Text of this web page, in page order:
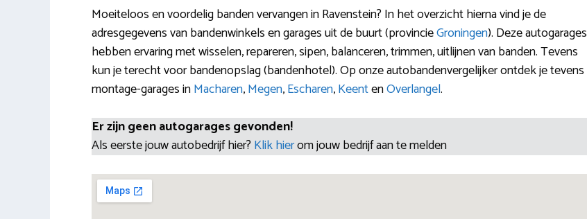
Moeiteloos en voordelig banden vervangen in Ravenstein? In het overzicht hierna vind je de
adresgegevens van bandenwinkels en garages uit de buurt (provincieGroningen). Deze autogarages
hebben ervaring met wisselen, repareren, sipen, balanceren, trimmen, uitlijnen van banden. Tevens
kun je terecht voor bandenopslag (bandenhotel). Op onze autobandenvergelijker ontdek je tevens
montage-garages inMacharen,Megen,Escharen,KeentenOverlangel.
Er zijn geen autogarages gevonden!
Als eerste jouw autobedrijf hier? Klik hierom jouw bedrijf aan te melden